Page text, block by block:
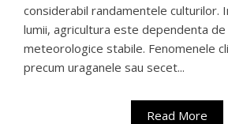
considerabil randamentele culturilor.
lumii, agricultura este dependenta de
meteorologice stabile. Fenomenele
precum uraganele sau secet...
Read More